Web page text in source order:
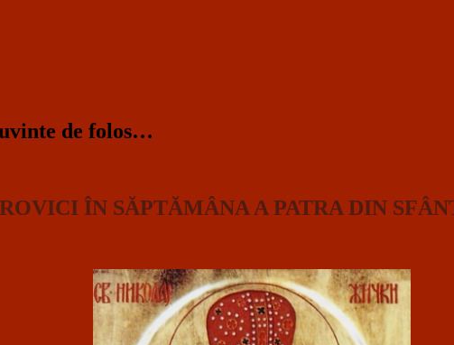
de folos…
ÎN SĂPTĂMÂNA A PATRA DIN